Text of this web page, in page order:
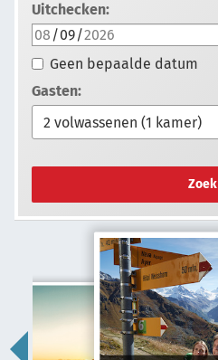
Uitchecken:
Geen bepaalde datum
Gasten:
Zoek